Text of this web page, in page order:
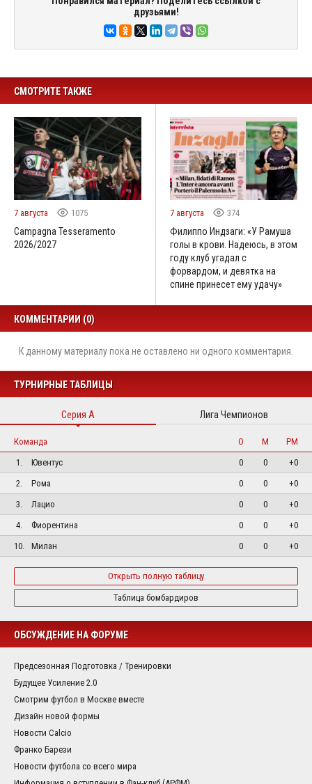
друзьями!
СМОТРИТЕ ТАКЖЕ
7 августа 1075
Campagna Tesseramento
2026/2027
7 августа 374
Филиппо Индзаги: «У Рамуша
голы в крови. Надеюсь, в этом
году клуб угадал с
форвардом, и девятка на
спине принесет ему удачу»
КОММЕНТАРИИ (0)
К данному материалу пока не оставлено ни одного комментария.
ТУРНИРНЫЕ ТАБЛИЦЫ
Серия А Лига Чемпионов
Команда О М
РМ
1.
Ювентус 0 0
+0
2.
Рома 0 0
+0
3.
Лацио 0 0
+0
4.
Фиорентина 0 0
+0
10.
Милан 0 0 +0
Открыть полную таблицу
Таблица бомбардиров
ОБСУЖДЕНИЕ НА ФОРУМЕ
Предсезонная Подготовка / Тренировки
Будущее Усиление 2.0
Смотрим футбол в Москве вместе
Дизайн новой формы
Новости Calcio
Франко Барези
Новости футбола со всего мира